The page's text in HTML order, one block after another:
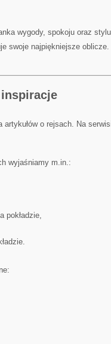
wygody, spokoju oraz
swoje najpiękniejsze oblicze.
o rejsach. Na
wyjaśniamy m.in.:
pokładzie,